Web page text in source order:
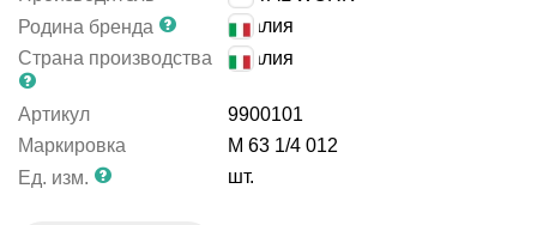
Родина бренда
Италия
Страна производства
Италия
Артикул
9900101
Маркировка
M 63 1/4 012
Ед. изм.
шт.